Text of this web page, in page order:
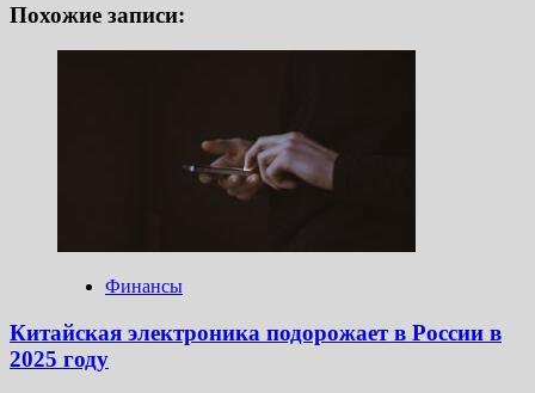
Похожие записи:
Финансы
Китайская электроника подорожает в России в
2025 году